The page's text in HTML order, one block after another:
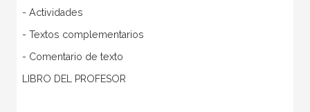
- Actividades
- Textos complementarios
- Comentario de texto
LIBRO DEL PROFESOR